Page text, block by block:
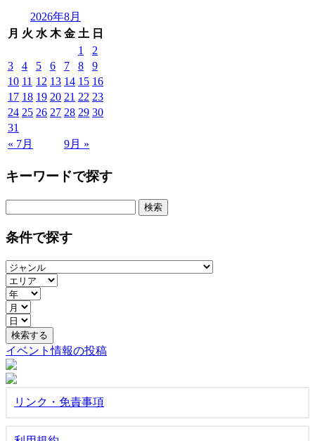
2026年8月
月 火 水 木 金 土 日
« 7月 9月 »
1
2
3
4 5 6 7 8
9
10 11 12 13 14 15 16
17 18 19 20 21 22 23
24 25 26 27 28 29 30
31
キーワードで探す
条件で探す
イベント情報の投稿
リンク・免責事項